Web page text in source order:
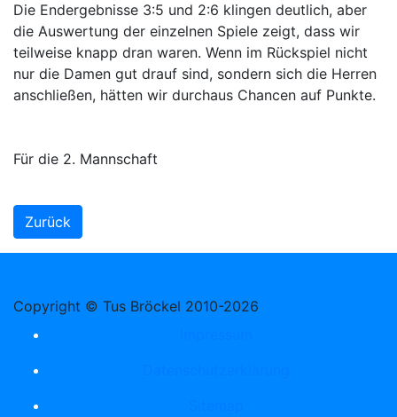
Die Endergebnisse 3:5 und 2:6 klingen deutlich, aber
die Auswertung der einzelnen Spiele zeigt, dass wir
teilweise knapp dran waren. Wenn im Rückspiel nicht
nur die Damen gut drauf sind, sondern sich die Herren
anschließen, hätten wir durchaus Chancen auf Punkte.
Für die 2. Mannschaft
Zurück
Copyright © Tus Bröckel 2010-2026